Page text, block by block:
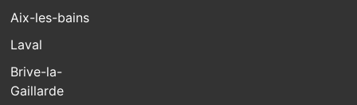
Aix-les-bains
Laval
Brive-la-
Gaillarde